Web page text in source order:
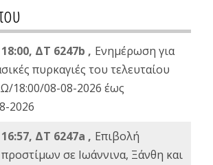
ΔΤ 6247b , Ενημέρωση για
πυρκαγιές του τελευταίου
18:00/08-08-2026 έως
2026
ΔΤ 6247a , Eπιβολή
σε Ιωάννινα, Ξάνθη και